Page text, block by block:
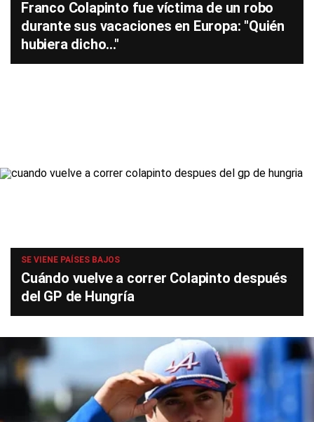
Franco Colapinto fue víctima de un robo
durante sus vacaciones en Europa: "Quién
hubiera dicho..."
SE VIENE PAÍSES BAJOS
Cuándo vuelve a correr Colapinto después
del GP de Hungría